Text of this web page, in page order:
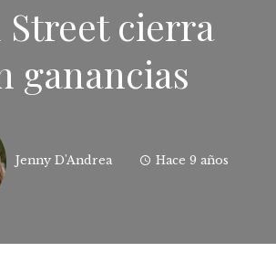
Street cierra
ganancias
Jenny D'Andrea Hace 9 años